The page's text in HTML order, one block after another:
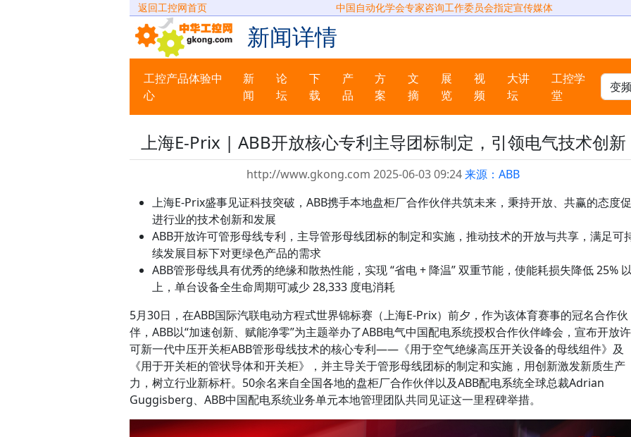
返回工控网首页 中国自动化学会专家咨询工作委员会指定宣传媒体
新闻详情
工控产品体验中
心
新
闻
论
坛
下
载
产
品
方
案
文
摘
展
览
视
频
大讲
坛
工控学
堂
上海E-Prix | ABB开放核心专利主导团标制定，引领电气技术创新
http://www.gkong.com 2025-06-03 09:24来源：ABB
上海E-Prix盛事见证科技突破，ABB携手本地盘柜厂合作伙伴共筑未来，秉持开放、共赢的态度促
进行业的技术创新和发展
ABB开放许可管形母线专利，主导管形母线团标的制定和实施，推动技术的开放与共享，满足可
续发展目标下对更绿色产品的需求
ABB管形母线具有优秀的绝缘和散热性能，实现 “省电 + 降温” 双重节能，使能耗损失降低 25%
上，单台设备全生命周期可减少 28,333 度电消耗
5月30日，在ABB国际汽联电动方程式世界锦标赛（上海E-Prix）前夕，作为该体育赛事的冠名合作伙
伴，ABB以“加速创新、赋能净零”为主题举办了ABB电气中国配电系统授权合作伙伴峰会，宣布开放许
可新一代中压开关柜ABB管形母线技术的核心专利——《用于空气绝缘高压开关设备的母线组件》及
《用于开关柜的管状导体和开关柜》，并主导关于管形母线团标的制定和实施，用创新激发新质生产
力，树立行业新标杆。50余名来自全国各地的盘柜厂合作伙伴以及ABB配电系统全球总裁Adrian
Guggisberg、ABB中国配电系统业务单元本地管理团队共同见证这一里程碑举措。